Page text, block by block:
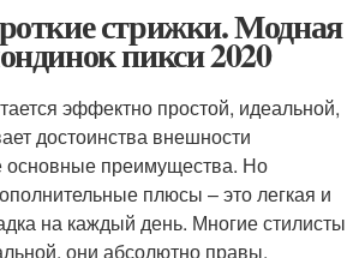
стрижки. Модная
пикси 2020
эффектно простой, идеальной,
достоинства внешности
основные преимущества. Но
плюсы – это легкая и
на каждый день. Многие стилисты
они абсолютно правы.